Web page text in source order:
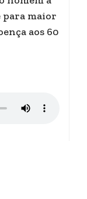
para maior
aos 60